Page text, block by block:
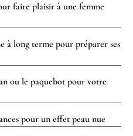
faire plaisir à une femme
à long terme pour préparer ses
ou le paquebot pour votre
pour un effet peau nue